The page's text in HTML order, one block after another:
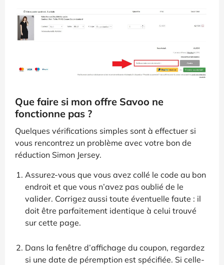
Que faire si mon offre Savoo ne
fonctionne pas ?
Quelques vérifications simples sont à effectuer si
vous rencontrez un problème avec votre bon de
réduction Simon Jersey.
Assurez-vous que vous avez collé le code au bon
endroit et que vous n’avez pas oublié de le
valider. Corrigez aussi toute éventuelle faute : il
doit être parfaitement identique à celui trouvé
sur cette page.
Dans la fenêtre d’affichage du coupon, regardez
si une date de péremption est spécifiée. Si celle-